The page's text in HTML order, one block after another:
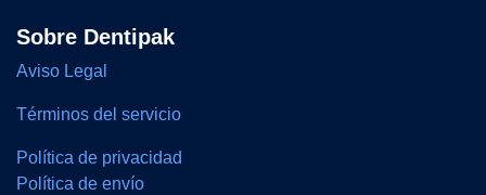
Sobre Dentipak
Aviso Legal
Términos del servicio
Política de privacidad
Política de envío